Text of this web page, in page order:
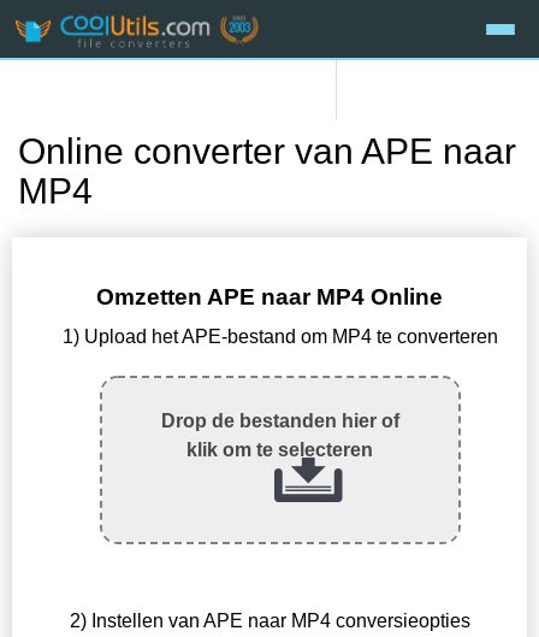
Online converter van APE naar
MP4
Omzetten APE naar MP4 Online
1) Upload het APE-bestand om MP4 te converteren
Drop de bestanden hier of
klik om te selecteren
2) Instellen van APE naar MP4 conversieopties